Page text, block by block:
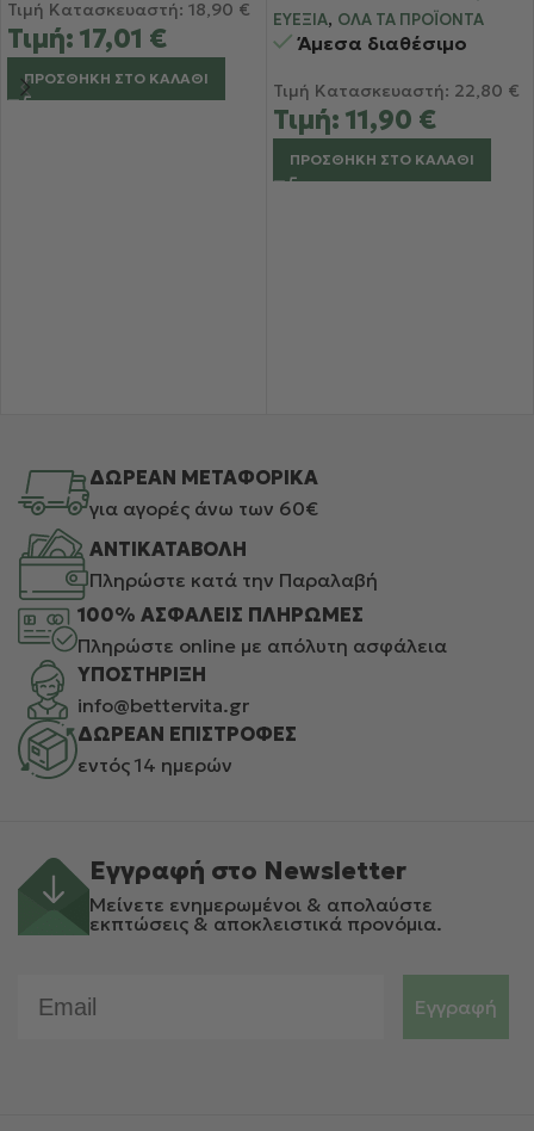
Τιμή Κατασκευαστή: 18,90 €
Τιμή: 17,01 €
ΠΡΟΣΘΉΚΗ ΣΤΟ ΚΑΛΆΘΙ
ΕΥΕΞΊΑ, ΌΛΑ ΤΑ ΠΡΟΪΌΝΤΑ
Άμεσα διαθέσιμο
Τιμή Κατασκευαστή: 22,80 €
Τιμή: 11,90 €
ΠΡΟΣΘΉΚΗ ΣΤΟ ΚΑΛΆΘΙ
ΔΩΡΕΑΝ ΜΕΤΑΦΟΡΙΚΑ
για αγορές άνω των 60€
ΑΝΤΙΚΑΤΑΒΟΛΗ
Πληρώστε κατά την Παραλαβή
100% ΑΣΦΑΛΕΙΣ ΠΛΗΡΩΜΕΣ
Πληρώστε online με απόλυτη ασφάλεια
ΥΠΟΣΤΗΡΙΞΗ
info@bettervita.gr
ΔΩΡΕΑΝ ΕΠΙΣΤΡΟΦΕΣ
εντός 14 ημερών
Εγγραφή στο Newsletter
Μείνετε ενημερωμένοι & απολαύστε
εκπτώσεις & αποκλειστικά προνόμια.
Εγγραφή